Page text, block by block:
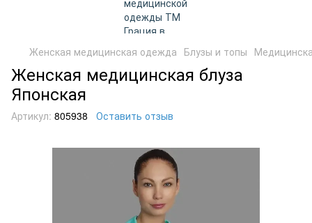
Женская медицинская одежда Блузы и топы
Женская медицинская блуза
Японская
Артикул: 805938 Оставить отзыв